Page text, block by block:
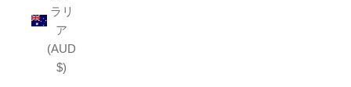
ラリ
ア
(AUD
$)